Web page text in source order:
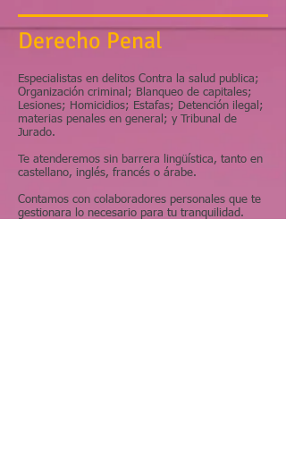
Derecho Penal
Especialistas en delitos Contra la salud publica;
Organización criminal; Blanqueo de capitales;
Lesiones; Homicidios; Estafas; Detención ilegal;
materias penales en general; y Tribunal de
Jurado.
Te atenderemos sin barrera lingüística, tanto en
castellano, inglés, francés o árabe.
Contamos con colaboradores personales que te
gestionara lo necesario para tu tranquilidad.